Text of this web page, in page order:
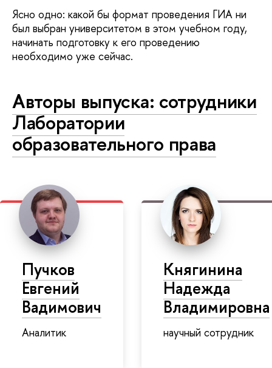
Ясно одно: какой бы формат проведения ГИА ни
был выбран университетом в этом учебном году,
начинать подготовку к его проведению
необходимо уже сейчас.
Авторы выпуска: сотрудники
Лаборатории
образовательного права
Пучков
Евгений
Вадимович
Аналитик
Княгинина
Надежда
Владимировна
научный сотрудник